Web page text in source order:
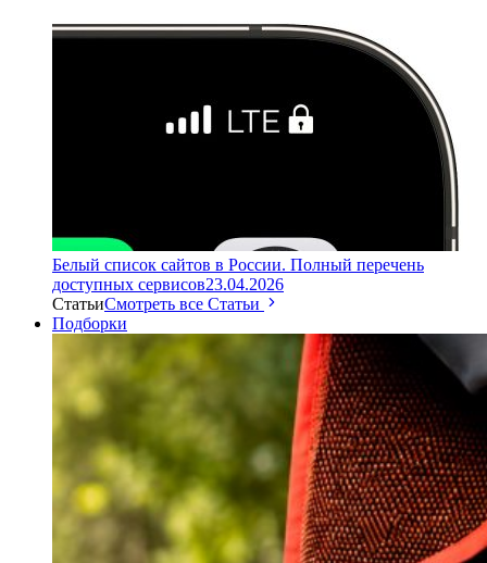
Белый список сайтов в России. Полный перечень
доступных сервисов23.04.2026
СтатьиСмотреть все Статьи
Подборки